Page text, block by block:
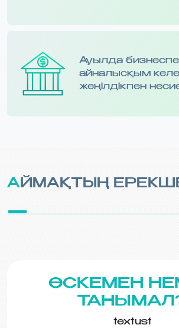
Ауылда
айналысқым
жеңілдікпен
АЙМАҚТЫҢ
ӨСКЕМЕН
textust